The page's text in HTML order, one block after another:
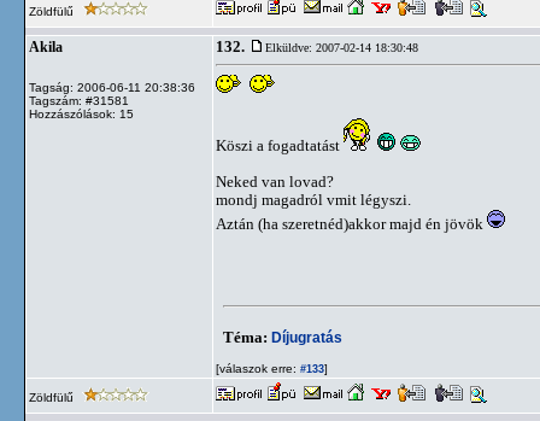
Zöldfülű
Akila
Tagság: 2006-06-11 20:38:36
Tagszám: #31581
Hozzászólások: 15
132. Elküldve: 2007-02-14 18:30:48
Köszi a fogadtatást
Neked van lovad?
mondj magadról vmit légyszi.
Aztán (ha szeretnéd)akkor majd én jövök
Téma: Díjugratás
[válaszok erre: #133]
Zöldfülű